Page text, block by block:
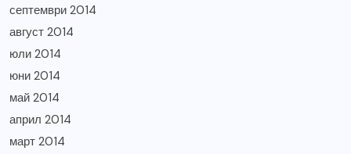
септември 2014
август 2014
юли 2014
юни 2014
май 2014
април 2014
март 2014